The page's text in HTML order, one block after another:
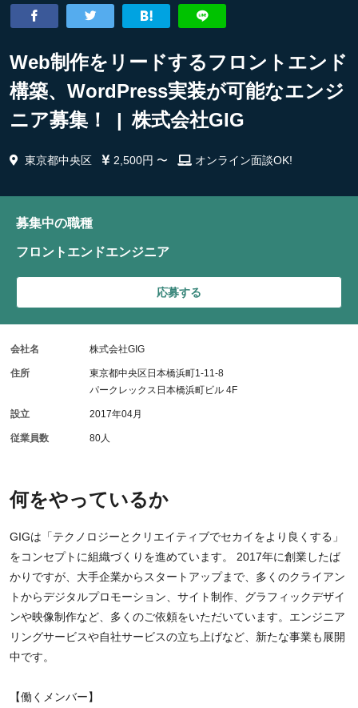
Web制作をリードするフロントエンド
構築、WordPress実装が可能なエンジ
ニア募集！ | 株式会社GIG
東京都中央区 2,500円 〜 オンライン面談OK!
何をやっているか
GIGは「テクノロジーとクリエイティブでセカイをより良くする」
をコンセプトに組織づくりを進めています。 2017年に創業したば
かりですが、大手企業からスタートアップまで、多くのクライアン
トからデジタルプロモーション、サイト制作、グラフィックデザイ
ンや映像制作など、多くのご依頼をいただいています。エンジニア
リングサービスや自社サービスの立ち上げなど、新たな事業も展開
中です。
【働くメンバー】
募集中の職種
フロントエンドエンジニア
応募する
会社名 株式会社GIG
住所
東京都中央区日本橋浜町1-11-8
パークレックス日本橋浜町ビル 4F
設立 2017年04月
従業員数 80人